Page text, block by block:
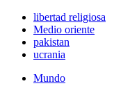
libertad religiosa
Medio oriente
pakistan
ucrania
Mundo